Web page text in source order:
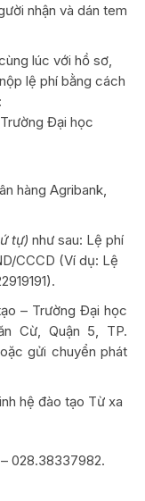
nhận và dán tem
lúc với hồ sơ,
lệ phí bằng cách
Đại học
hàng Agribank,
tự) như sau: Lệ phí
CCCD (Ví dụ: Lệ
– Trường Đại học
Cừ, Quận 5, TP.
gửi chuyển phát
hệ đào tạo Từ xa
028.38337982.